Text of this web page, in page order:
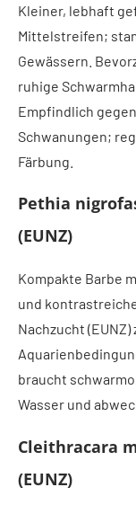
Kleiner, lebhaft
Mittelstreifen;
Gewässern.
ruhige
Empfindlich
Schwanungen;
Färbung.
Pethia
(EUNZ)
Kompakte Barbe
und
Nachzucht
braucht
Wasser und
Cleithracara
(EUNZ)